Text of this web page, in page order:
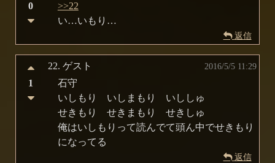
>>22
い…いもり…
0
返信
22. ゲスト 2016/5/5 11:29
石守
いしもり いしまもり いししゅ
せきもり せきまもり せきしゅ
俺はいしもりって読んでて頭ん中でせきもり
になってる
1
返信